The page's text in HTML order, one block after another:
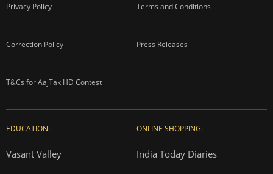
Privacy Policy Terms and Conditions
Correction Policy Press Releases
T&Cs for AajTak HD Contest
EDUCATION:
Vasant Valley
ONLINE SHOPPING:
India Today Diaries